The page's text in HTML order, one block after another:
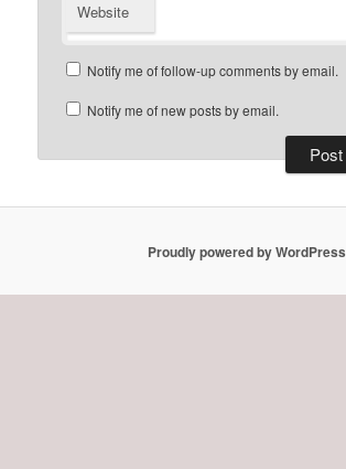
Website
Notify me of follow-up comments by email.
Notify me of new posts by email.
Proudly powered by WordPress